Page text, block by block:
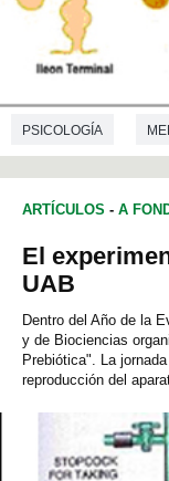
PSICOLOGÍA
ARTÍCULOS - A
El
UAB
Dentro del Año de la
y de Biociencias
Prebiótica". La
reproducción del